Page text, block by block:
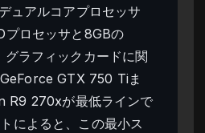
ュアルコアプロセッサ
プロセッサと8GBの
ラフィックカードに関
GTX 750 Tiま
R9 270xが最低ラインで
によると、この最小ス